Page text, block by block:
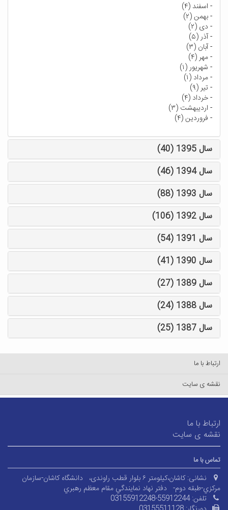
- اسفند (۴)
-بهمن (۲)
- دی (۲)
-آذر (۵)
-آبان (۳)
-مهر (۴)
- شهریور (۱)
-مرداد (۱)
-تیر (۹)
-خرداد (۴)
- اردیبهشت (۳)
- فروردین (۴)
سال 1395 (40)
سال 1394 (46)
سال 1393 (88)
سال 1392 (106)
سال 1391 (54)
سال 1390 (41)
سال 1389 (27)
سال 1388 (24)
سال 1387 (25)
ارتباط با ما
نقشه ی سایت
ارتباط با ما
نقشه ی سایت
تماس با ما
نشانی: کاشان،کیلومتر ۶ بلوار قطب راوندی،
دانشگاه کاشان-سازمان
مرکزي-طبقه دوم- دفتر نهاد نمايندگي مقام معظم رهبري
تلفن:03155912248-55912244